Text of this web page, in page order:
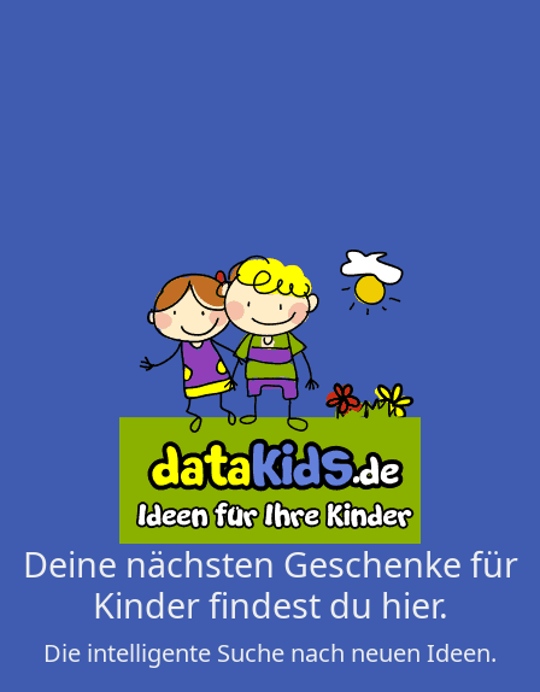
Deine nächsten Geschenke für
Kinder findest du hier.
Die intelligente Suche nach neuen Ideen.